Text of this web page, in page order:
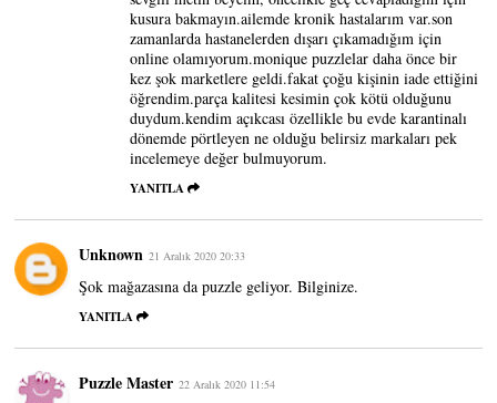
kusura bakmayın.ailemde kronik hastalarım var.son
zamanlarda hastanelerden dışarı çıkamadığım için
online olamıyorum.monique puzzlelar daha önce bir
kez şok marketlere geldi.fakat çoğu kişinin iade ettiğini
öğrendim.parça kalitesi kesimin çok kötü olduğunu
duydum.kendim açıkcası özellikle bu evde karantinalı
dönemde pörtleyen ne olduğu belirsiz markaları pek
incelemeye değer bulmuyorum.
YANITLA
Unknown 21 Aralık 2020 20:33
Şok mağazasına da puzzle geliyor. Bilginize.
YANITLA
Puzzle Master 22 Aralık 2020 11:54